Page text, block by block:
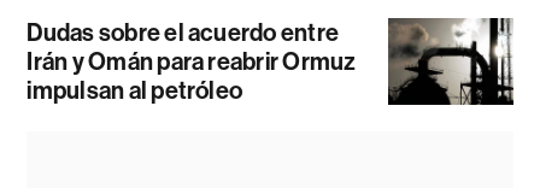
Dudas sobre el acuerdo entre
Irán y Omán para reabrir Ormuz
impulsan al petróleo